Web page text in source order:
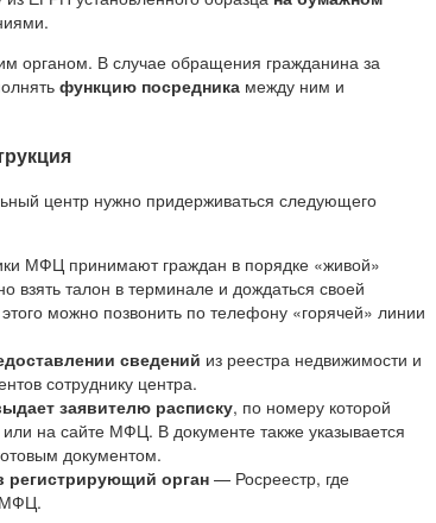
органом. В случае обращения гражданина за
функцию посредника между ним и
центр нужно придерживаться следующего
МФЦ принимают граждан в порядке «живой»
взять талон в терминале и дождаться своей
можно позвонить по телефону «горячей» линии
сведений из реестра недвижимости и
сотруднику центра.
заявителю расписку, по номеру которой
на сайте МФЦ. В документе также указывается
документом.
регистрирующий орган — Росреестр, где
МФЦ.